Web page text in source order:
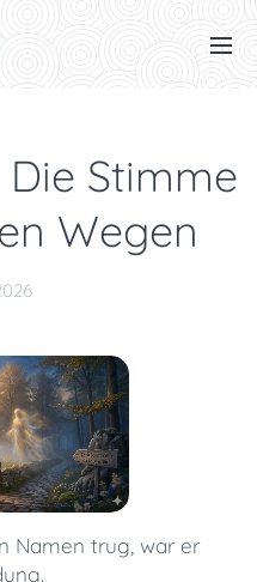
Stimme
Wegen
Namen trug, war er